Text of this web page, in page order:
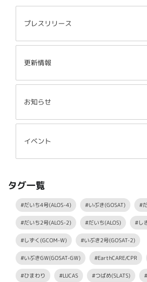
プレスリリース
更新情報
お知らせ
イベント
タグ一覧
#だいち4号(ALOS-4) #いぶき(GOSAT) #
#だいち2号(ALOS-2) #だいち(ALOS) #し
#しずく(GCOM-W) #いぶき2号(GOSAT-2)
#いぶきGW(GOSAT-GW) #EarthCARE/CPR
#ひまわり #LUCAS #つばめ(SLATS)